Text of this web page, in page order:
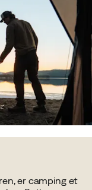
er camping et